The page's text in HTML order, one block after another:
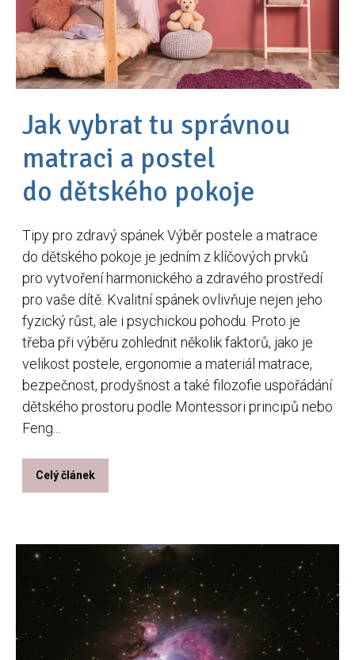
Jak vybrat tu správnou
matraci a postel
do dětského pokoje
Tipy pro zdravý spánek Výběr postele a matrace
do dětského pokoje je jedním z klíčových prvků
pro vytvoření harmonického a zdravého prostředí
pro vaše dítě. Kvalitní spánek ovlivňuje nejen jeho
fyzický růst, ale i psychickou pohodu. Proto je
třeba při výběru zohlednit několik faktorů, jako je
velikost postele, ergonomie a materiál matrace,
bezpečnost, prodyšnost a také filozofie uspořádání
dětského prostoru podle Montessori principů nebo
Feng...
Celý článek